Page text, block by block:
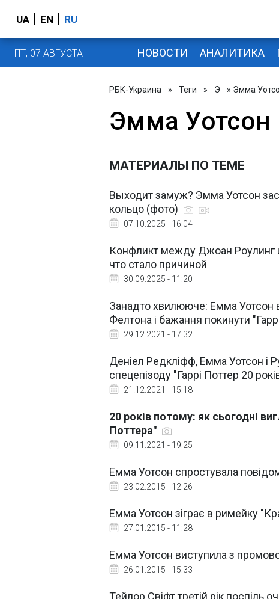
UA EN RU
ПТ, 07 АВГУСТА НОВОСТИ АНАЛИТИКА
РБК-Украина » Теги » Э » Эмма
Эмма Уотсон
МАТЕРИАЛЫ ПО ТЕМЕ
Выходит замуж? Эмма Уотсон
кольцо (фото)
07.10.2025 - 16:04
Конфликт между Джоан Роулинг
что стало причиной
30.09.2025 - 11:20
Занадто хвилююче: Емма Уотсон
Фелтона і бажання покинути
29.12.2021 - 17:32
Деніел Редкліфф, Емма Уотсон і
спецепізоду "Гаррі Поттер 20
21.12.2021 - 15:18
20 років потому: як сьогодні
Поттера"
09.11.2021 - 19:25
Емма Уотсон спростувала
23.02.2015 - 12:26
Емма Уотсон зіграє в римейку
27.01.2015 - 11:28
Емма Уотсон виступила з
26.01.2015 - 15:33
Тейлор Свіфт третій рік поспіль